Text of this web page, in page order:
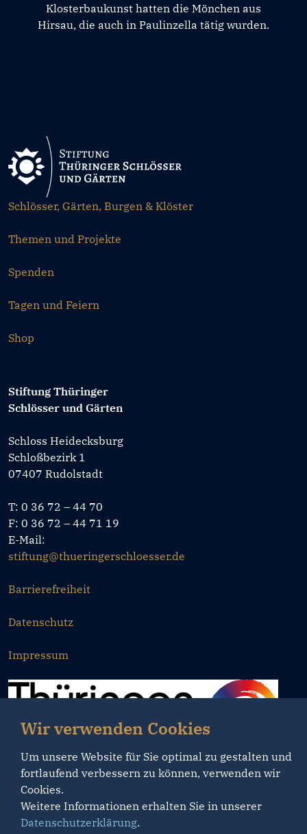
Klosterbaukunst hatten die Mönchen aus
Hirsau, die auch in Paulinzella tätig wurden.
Schlösser, Gärten, Burgen & Klöster
Themen und Projekte
Spenden
Tagen und Feiern
Shop
Stiftung Thüringer
Schlösser und Gärten
Schloss Heidecksburg
Schloßbezirk 1
07407 Rudolstadt
T: 0 36 72 – 44 70
F: 0 36 72 – 44 71 19
E-Mail:
stiftung@thueringerschloesser.de
Barrierefreiheit
Datenschutz
Impressum
Wir verwenden Cookies
Um unsere Website für Sie optimal zu gestalten und
fortlaufend verbessern zu können, verwenden wir
Cookies.
Weitere Informationen erhalten Sie in unserer
Datenschutzerklärung.